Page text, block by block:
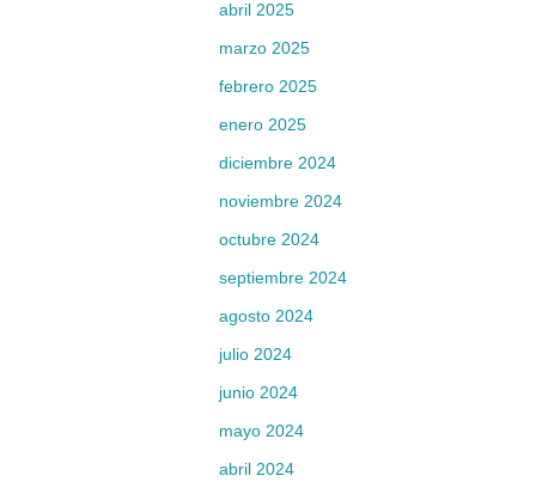
abril 2025
marzo 2025
febrero 2025
enero 2025
diciembre 2024
noviembre 2024
octubre 2024
septiembre 2024
agosto 2024
julio 2024
junio 2024
mayo 2024
abril 2024